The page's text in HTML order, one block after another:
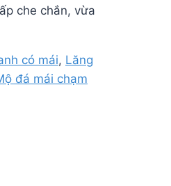
che chắn, vừa
có mái, Lăng
đá mái chạm